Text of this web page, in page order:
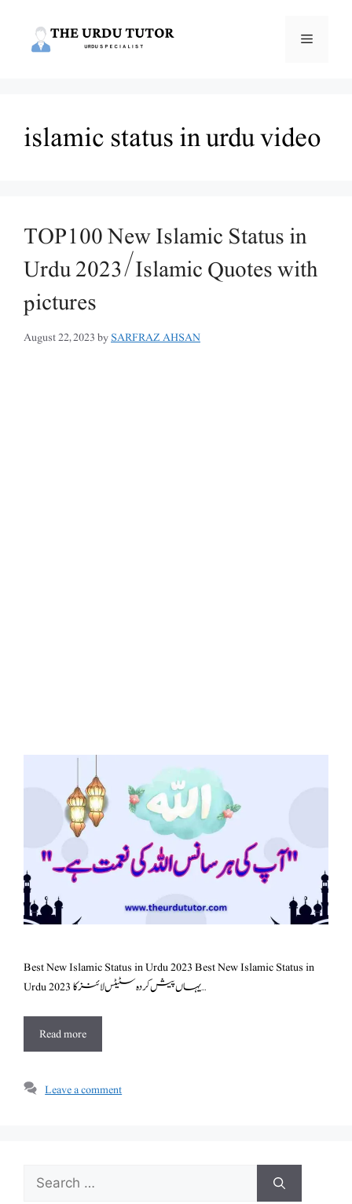
Menu
islamic status in urdu video
TOP100 New Islamic Status in
Urdu 2023/Islamic Quotes with
pictures
August 22, 2023bySARFRAZ AHSAN
Best New Islamic Status in Urdu 2023 Best New Islamic Status in
Urdu 2023 یہاں پیش کردہ سٹیٹس لائنز کا …
Read more
Leave a comment
Search
for: